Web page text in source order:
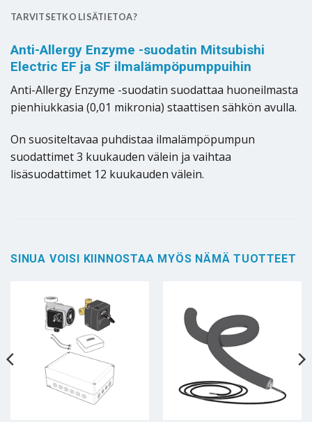
TARVITSETKO LISÄTIETOA?
Anti-Allergy Enzyme -suodatin Mitsubishi
Electric EF ja SF ilmalämpöpumppuihin
Anti-Allergy Enzyme -suodatin suodattaa huoneilmasta
pienhiukkasia (0,01 mikronia) staattisen sähkön avulla.
On suositeltavaa puhdistaa ilmalämpöpumpun
suodattimet 3 kuukauden välein ja vaihtaa
lisäsuodattimet 12 kuukauden välein.
SINUA VOISI KIINNOSTAA MYÖS NÄMÄ TUOTTEET